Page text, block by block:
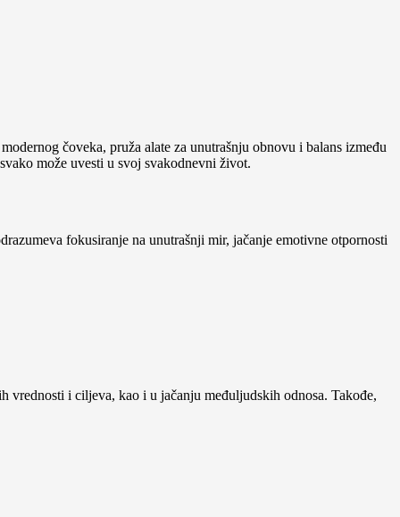
čoveka, pruža alate za unutrašnju obnovu i balans između
može uvesti u svoj svakodnevni život.
fokusiranje na unutrašnji mir, jačanje emotivne otpornosti
vrednosti i ciljeva, kao i u jačanju međuljudskih odnosa. Takođe,